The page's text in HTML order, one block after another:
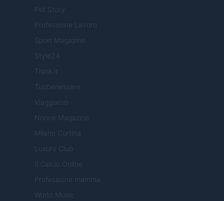
Pet Story
Professione Lavoro
Sport Magazine
Style24
Think.it
Tuobenessere
Viaggiamo
Nonne Magazine
Milano Cortina
Luxury Club
Il Calcio Online
Professione mamma
World Music